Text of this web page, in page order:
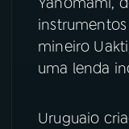
mineiro
uma lenda
Uruguaio